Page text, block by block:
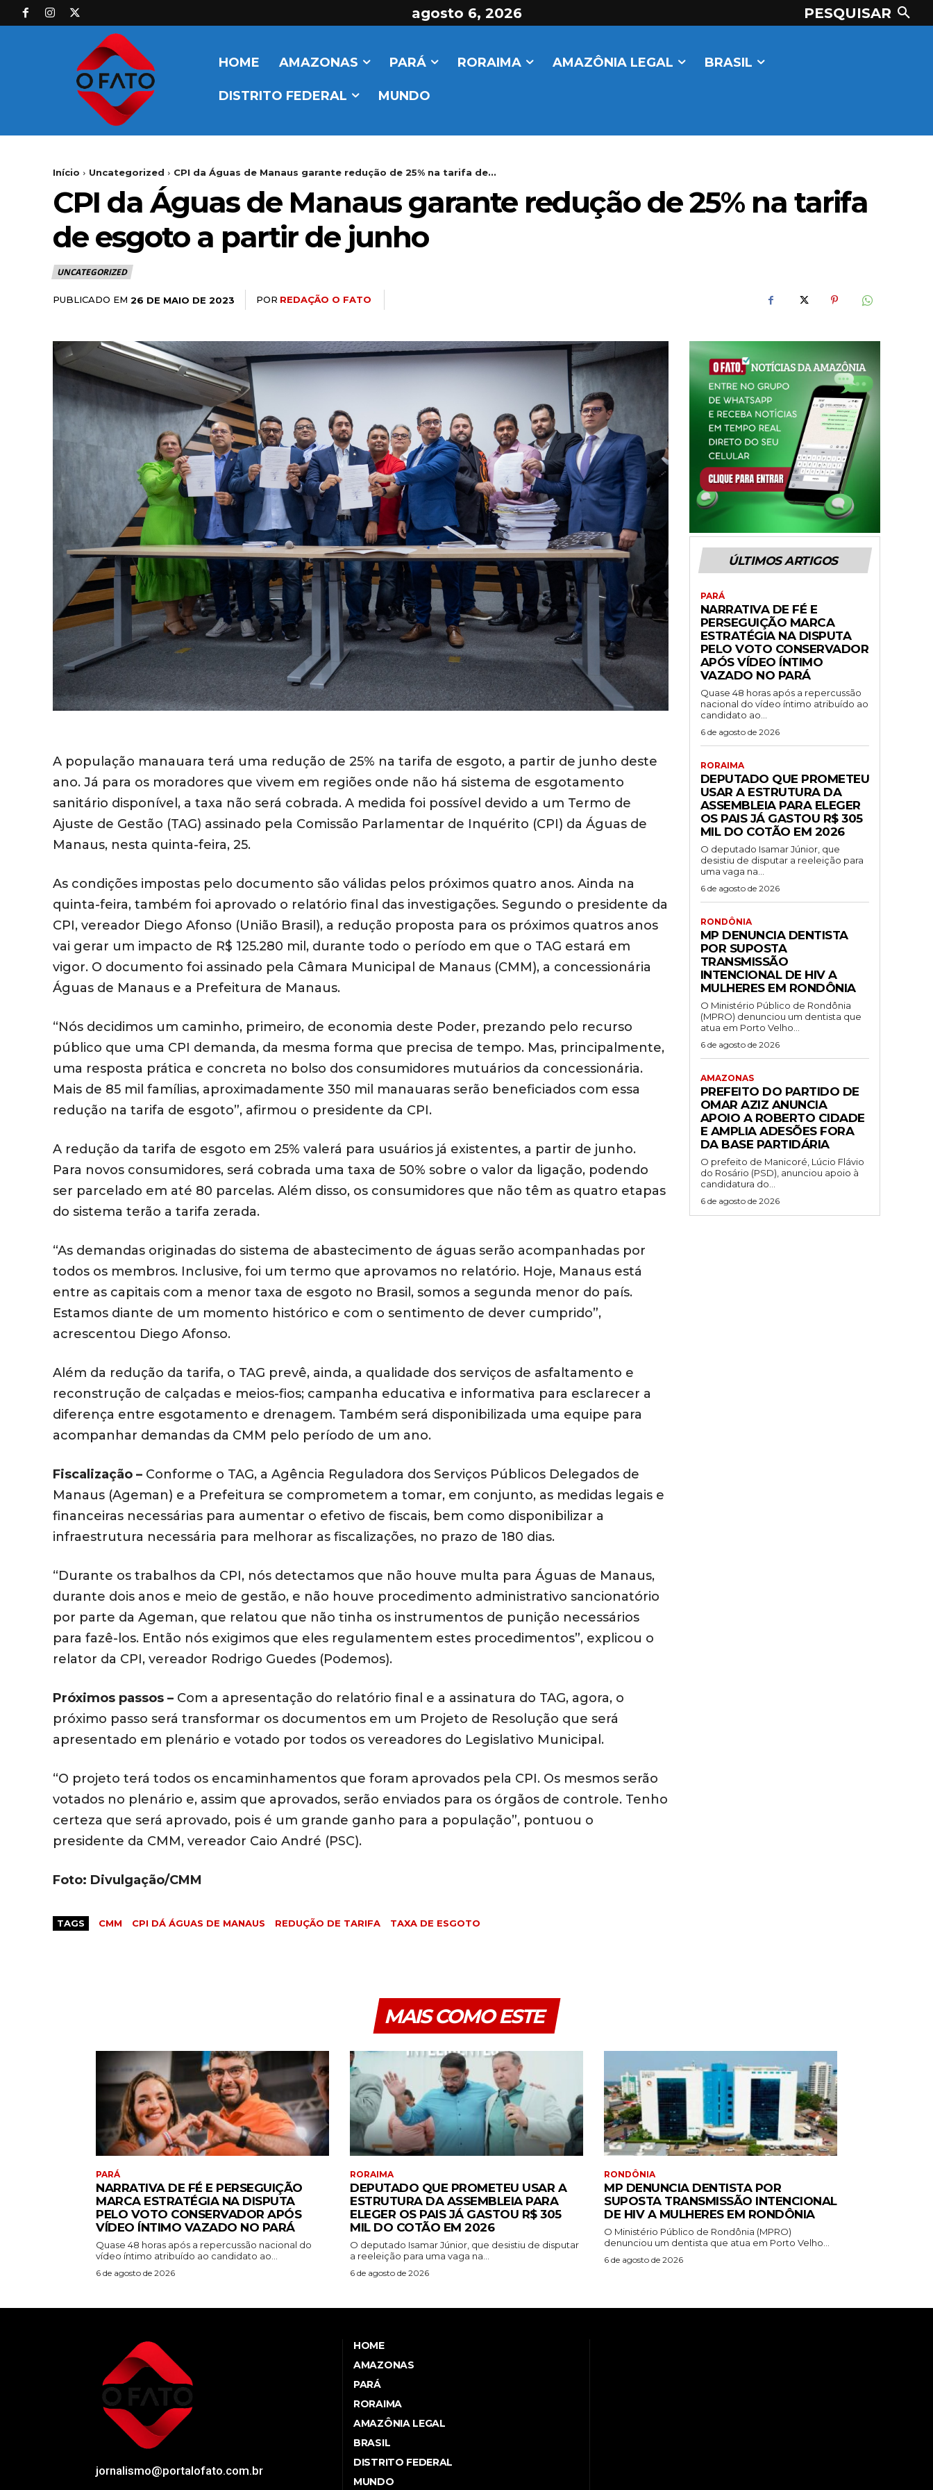
agosto 6, 2026 PESQUISAR
HOME AMAZONAS PARÁ RORAIMA AMAZÔNIA LEGAL BRASIL
DISTRITO FEDERAL MUNDO
Início Uncategorized CPI da Águas de Manaus garante redução de 25% na tarifa de...
CPI da Águas de Manaus garante redução de 25% na tarifa
de esgoto a partir de junho
UNCATEGORIZED
PUBLICADO EM 26 DE MAIO DE 2023 POR REDAÇÃO O FATO
A população manauara terá uma redução de 25% na tarifa de esgoto, a partir de junho deste
ano. Já para os moradores que vivem em regiões onde não há sistema de esgotamento
sanitário disponível, a taxa não será cobrada. A medida foi possível devido a um Termo de
Ajuste de Gestão (TAG) assinado pela Comissão Parlamentar de Inquérito (CPI) da Águas de
Manaus, nesta quinta-feira, 25.
As condições impostas pelo documento são válidas pelos próximos quatro anos. Ainda na
quinta-feira, também foi aprovado o relatório final das investigações. Segundo o presidente da
CPI, vereador Diego Afonso (União Brasil), a redução proposta para os próximos quatros anos
vai gerar um impacto de R$ 125.280 mil, durante todo o período em que o TAG estará em
vigor. O documento foi assinado pela Câmara Municipal de Manaus (CMM), a concessionária
Águas de Manaus e a Prefeitura de Manaus.
“Nós decidimos um caminho, primeiro, de economia deste Poder, prezando pelo recurso
público que uma CPI demanda, da mesma forma que precisa de tempo. Mas, principalmente,
uma resposta prática e concreta no bolso dos consumidores mutuários da concessionária.
Mais de 85 mil famílias, aproximadamente 350 mil manauaras serão beneficiados com essa
redução na tarifa de esgoto”, afirmou o presidente da CPI.
A redução da tarifa de esgoto em 25% valerá para usuários já existentes, a partir de junho.
Para novos consumidores, será cobrada uma taxa de 50% sobre o valor da ligação, podendo
ser parcelado em até 80 parcelas. Além disso, os consumidores que não têm as quatro etapas
do sistema terão a tarifa zerada.
“As demandas originadas do sistema de abastecimento de águas serão acompanhadas por
todos os membros. Inclusive, foi um termo que aprovamos no relatório. Hoje, Manaus está
entre as capitais com a menor taxa de esgoto no Brasil, somos a segunda menor do país.
Estamos diante de um momento histórico e com o sentimento de dever cumprido”,
acrescentou Diego Afonso.
Além da redução da tarifa, o TAG prevê, ainda, a qualidade dos serviços de asfaltamento e
reconstrução de calçadas e meios-fios; campanha educativa e informativa para esclarecer a
diferença entre esgotamento e drenagem. Também será disponibilizada uma equipe para
acompanhar demandas da CMM pelo período de um ano.
Fiscalização – Conforme o TAG, a Agência Reguladora dos Serviços Públicos Delegados de
Manaus (Ageman) e a Prefeitura se comprometem a tomar, em conjunto, as medidas legais e
financeiras necessárias para aumentar o efetivo de fiscais, bem como disponibilizar a
infraestrutura necessária para melhorar as fiscalizações, no prazo de 180 dias.
“Durante os trabalhos da CPI, nós detectamos que não houve multa para Águas de Manaus,
durante dois anos e meio de gestão, e não houve procedimento administrativo sancionatório
por parte da Ageman, que relatou que não tinha os instrumentos de punição necessários
para fazê-los. Então nós exigimos que eles regulamentem estes procedimentos”, explicou o
relator da CPI, vereador Rodrigo Guedes (Podemos).
Próximos passos – Com a apresentação do relatório final e a assinatura do TAG, agora, o
próximo passo será transformar os documentos em um Projeto de Resolução que será
apresentado em plenário e votado por todos os vereadores do Legislativo Municipal.
“O projeto terá todos os encaminhamentos que foram aprovados pela CPI. Os mesmos serão
votados no plenário e, assim que aprovados, serão enviados para os órgãos de controle. Tenho
certeza que será aprovado, pois é um grande ganho para a população”, pontuou o
presidente da CMM, vereador Caio André (PSC).
Foto: Divulgação/CMM
TAGS CMM CPI DÁ ÁGUAS DE MANAUS REDUÇÃO DE TARIFA TAXA DE ESGOTO
ÚLTIMOS ARTIGOS
PARÁ
NARRATIVA DE FÉ E
PERSEGUIÇÃO MARCA
ESTRATÉGIA NA DISPUTA
PELO VOTO CONSERVADOR
APÓS VÍDEO ÍNTIMO
VAZADO NO PARÁ
Quase 48 horas após a repercussão
nacional do vídeo íntimo atribuído ao
candidato ao...
6 de agosto de 2026
RORAIMA
DEPUTADO QUE PROMETEU
USAR A ESTRUTURA DA
ASSEMBLEIA PARA ELEGER
OS PAIS JÁ GASTOU R$ 305
MIL DO COTÃO EM 2026
O deputado Isamar Júnior, que
desistiu de disputar a reeleição para
uma vaga na...
6 de agosto de 2026
RONDÔNIA
MP DENUNCIA DENTISTA
POR SUPOSTA
TRANSMISSÃO
INTENCIONAL DE HIV A
MULHERES EM RONDÔNIA
O Ministério Público de Rondônia
(MPRO) denunciou um dentista que
atua em Porto Velho...
6 de agosto de 2026
AMAZONAS
PREFEITO DO PARTIDO DE
OMAR AZIZ ANUNCIA
APOIO A ROBERTO CIDADE
E AMPLIA ADESÕES FORA
DA BASE PARTIDÁRIA
O prefeito de Manicoré, Lúcio Flávio
do Rosário (PSD), anunciou apoio à
candidatura do...
6 de agosto de 2026
MAIS COMO ESTE
PARÁ
NARRATIVA DE FÉ E PERSEGUIÇÃO
MARCA ESTRATÉGIA NA DISPUTA
PELO VOTO CONSERVADOR APÓS
VÍDEO ÍNTIMO VAZADO NO PARÁ
Quase 48 horas após a repercussão nacional do
vídeo íntimo atribuído ao candidato ao...
6 de agosto de 2026
RORAIMA
DEPUTADO QUE PROMETEU USAR A
ESTRUTURA DA ASSEMBLEIA PARA
ELEGER OS PAIS JÁ GASTOU R$ 305
MIL DO COTÃO EM 2026
O deputado Isamar Júnior, que desistiu de disputar
a reeleição para uma vaga na...
6 de agosto de 2026
RONDÔNIA
MP DENUNCIA DENTISTA POR
SUPOSTA TRANSMISSÃO INTENCIONAL
DE HIV A MULHERES EM RONDÔNIA
O Ministério Público de Rondônia (MPRO)
denunciou um dentista que atua em Porto Velho...
6 de agosto de 2026
jornalismo@portalofato.com.br
HOME
AMAZONAS
PARÁ
RORAIMA
AMAZÔNIA LEGAL
BRASIL
DISTRITO FEDERAL
MUNDO